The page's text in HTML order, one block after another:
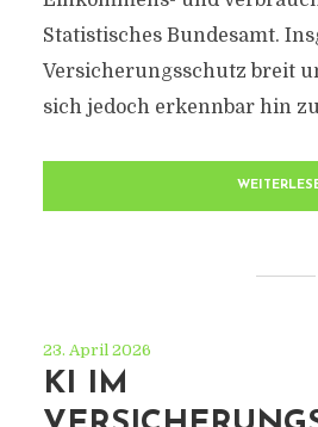
Statistisches Bundesamt.
Versicherungsschutz breit
sich jedoch erkennbar hin
23. April 2026
KI IM